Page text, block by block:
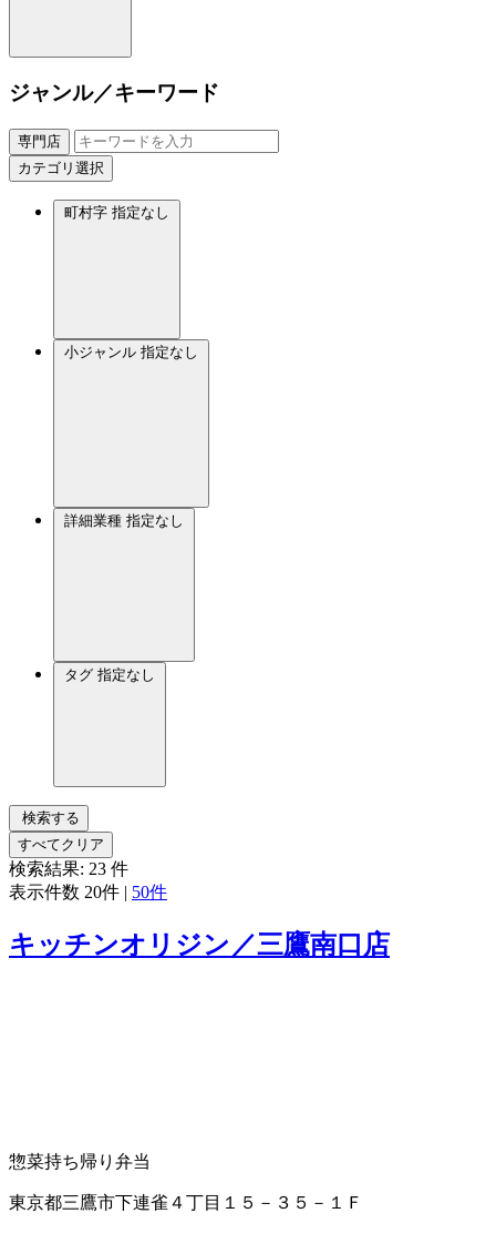
ジャンル／キーワード
専門店
カテゴリ選択
町村字 指定なし
小ジャンル 指定なし
詳細業種 指定なし
タグ 指定なし
検索する
すべてクリア
検索結果: 23 件
表示件数 20件 | 50件
キッチンオリジン／三鷹南口店
惣菜持ち帰り弁当
東京都三鷹市下連雀４丁目１５－３５－１Ｆ